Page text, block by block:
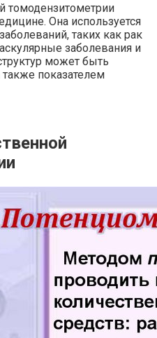
томодензитометрии
Она используется
таких как рак
заболевания и
может быть
также показателем